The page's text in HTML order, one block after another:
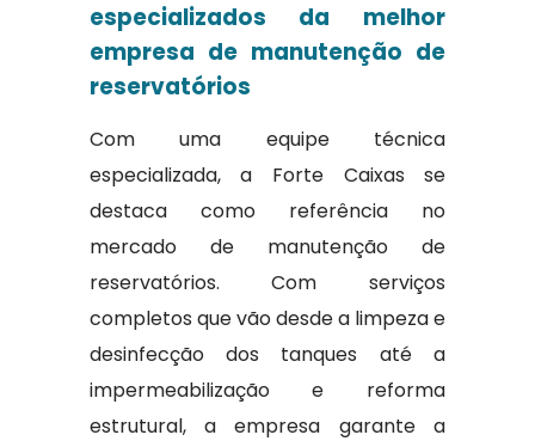
especializados da melhor
empresa de manutenção de
reservatórios
Com uma equipe técnica
especializada, a Forte Caixas se
destaca como referência no
mercado de manutenção de
reservatórios. Com serviços
completos que vão desde a limpeza e
desinfecção dos tanques até a
impermeabilização e reforma
estrutural, a empresa garante a